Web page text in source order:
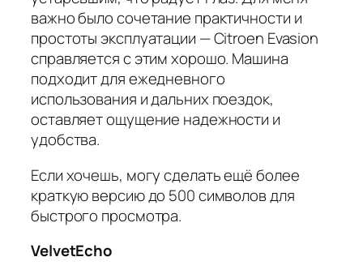
важно было сочетание практичности и
простоты эксплуатации — Citroen Evasion
справляется с этим хорошо. Машина
подходит для ежедневного
использования и дальних поездок,
оставляет ощущение надежности и
удобства.
Если хочешь, могу сделать ещё более
краткую версию до 500 символов для
быстрого просмотра.
VelvetEcho